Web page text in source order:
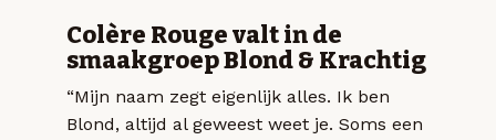
Colère Rouge valt in de
smaakgroep Blond & Krachtig
“Mijn naam zegt eigenlijk alles. Ik ben
Blond, altijd al geweest weet je. Soms een